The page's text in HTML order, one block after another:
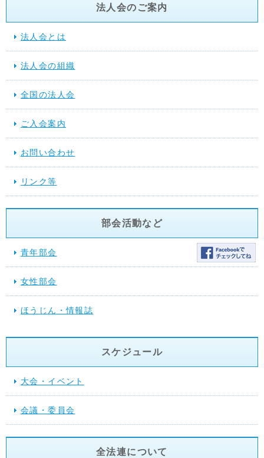
2026年04月17日 リンク等ページを更新しました。
2025年12月10日 提言活動（行動する法人会）を更新しました
2025年11月28日 スケジュールを更新しました。
法人会のご案内
法人会とは
法人会の組織
全国の法人会
ご入会案内
お問い合わせ
リンク等
部会活動など
青年部会
女性部会
ほうじん・情報誌
スケジュール
大会・イベント
会議・委員会
全法連について